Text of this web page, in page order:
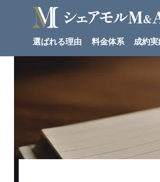
シェアモルM&A
選ばれる理由 料金体系 成約実